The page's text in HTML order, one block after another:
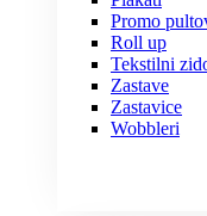
Promo
Roll up
Tekstilni
Zastave
Zastavice
Wobbleri